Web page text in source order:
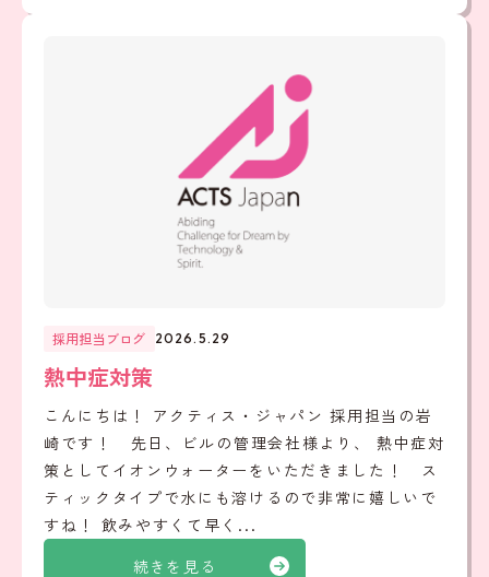
続きを見る
採用担当ブログ 2026.5.29
熱中症対策
こんにちは！ アクティス・ジャパン 採用担当の岩
崎です！ 先日、ビルの管理会社様より、 熱中症対
策としてイオンウォーターをいただきました！ ス
ティックタイプで水にも溶けるので非常に嬉しいで
すね！ 飲みやすくて早く...